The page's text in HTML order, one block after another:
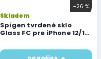
–26 %
Spigen tvrdené sklo
Glass FC pre iPhone 12/12
Skladem